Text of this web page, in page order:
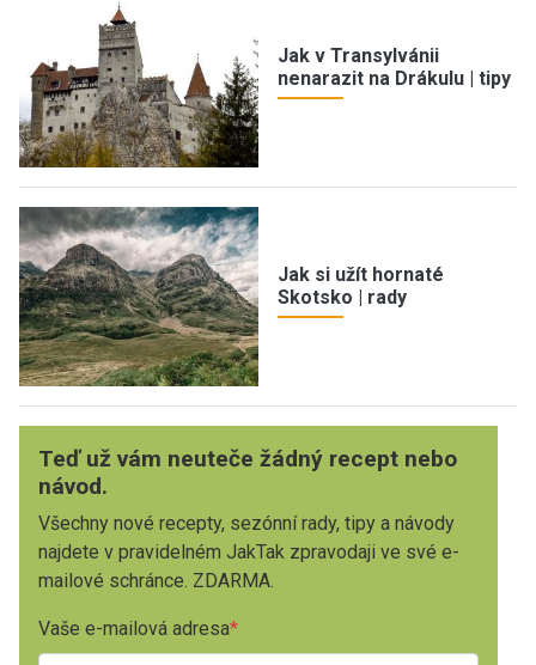
Jak v Transylvánii
nenarazit na Drákulu | tipy
Jak si užít hornaté
Skotsko | rady
Teď už vám neuteče žádný recept nebo
návod.
Všechny nové recepty, sezónní rady, tipy a návody
najdete v pravidelném JakTak zpravodaji ve své e-
mailové schránce. ZDARMA.
Vaše e-mailová adresa